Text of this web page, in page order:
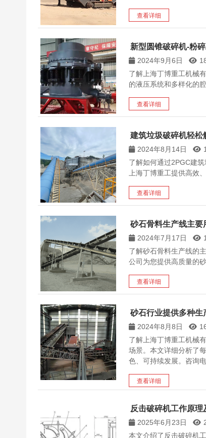
查看详细
新型圆锥破碎机-粉
2024年9月6日
了解上海丁博重工机械
的液压系统和多样化的
查看详细
建筑垃圾破碎机轻松
2024年8月14日
了解如何通过2PGC建
上海丁博重工提供高效
查看详细
砂石骨料生产线主要
2024年7月17日
了解砂石骨料生产线的
公司为您提供高质量的
查看详细
砂石行业提供多种生
2024年8月8日
了解上海丁博重工机械
场景。本文详细分析了
色、可持续发展。咨询
查看详细
反击破碎机工作原理
2025年6月23日
本文介绍了反击破碎机